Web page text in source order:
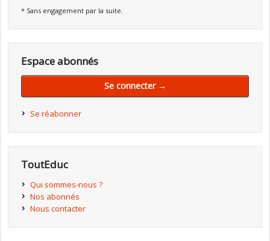
* Sans engagement par la suite.
Espace abonnés
Se connecter →
Se réabonner
ToutEduc
Qui sommes-nous ?
Nos abonnés
Nous contacter